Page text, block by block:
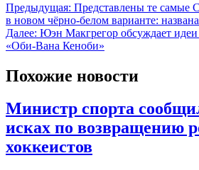
Предыдущая: Представлены те самые
в новом чёрно-белом варианте:
Далее: Юэн Макгрегор обсуждает идеи
«Оби-Вана Кеноби»
Похожие новости
Министр спорта
исках по возвращению
хоккеистов